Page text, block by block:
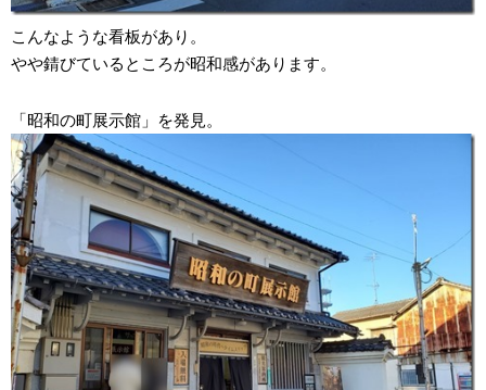
こんなような看板があり。
やや錆びているところが昭和感があります。
「昭和の町展示館」を発見。